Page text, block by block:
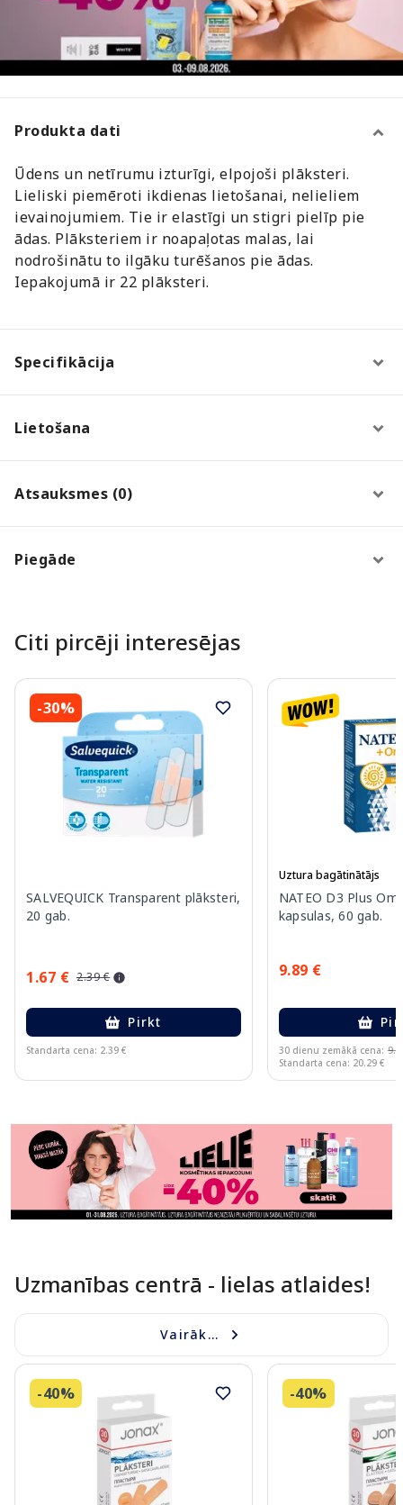
Produkta dati
Ūdens un netīrumu izturīgi, elpojoši plāksteri.
Lieliski piemēroti ikdienas lietošanai, nelieliem
ievainojumiem. Tie ir elastīgi un stigri pielīp pie
ādas. Plāksteriem ir noapaļotas malas, lai
nodrošinātu to ilgāku turēšanos pie ādas.
Iepakojumā ir 22 plāksteri.
Specifikācija
Lietošana
Atsauksmes (0)
Piegāde
Citi pircēji interesējas
-30%
SALVEQUICK Transparent plāksteri,
20 gab.
1.67 € 2.39 €
Pirkt
Standarta cena: 2.39 €
Uztura bagātinātājs
NATEO D3 Plus
kapsulas, 60 gab.
9.89 €
30 dienu zemākā cena:
Standarta cena: 20.29 €
Uzmanības centrā - lielas atlaides!
Vairāk...
-40% -40%